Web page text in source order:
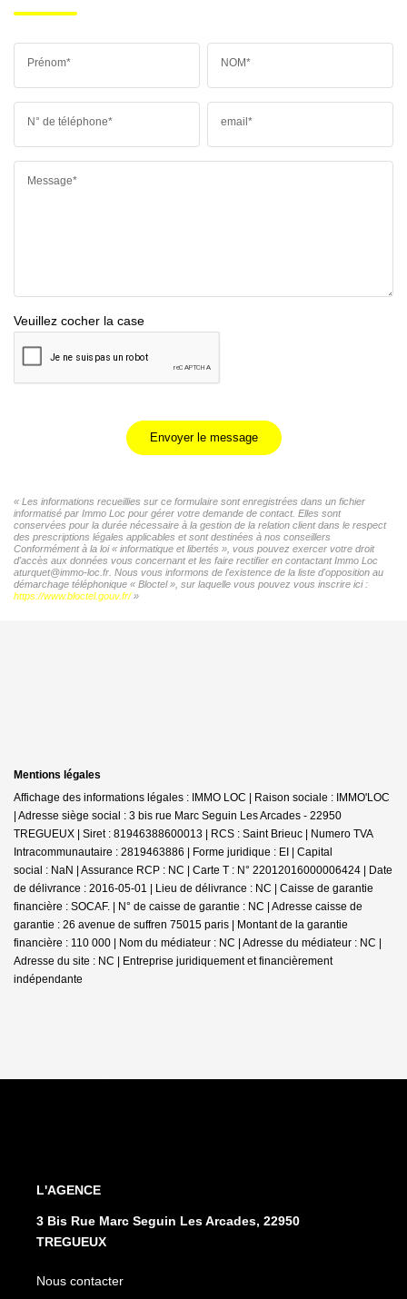
Prénom* NOM*
N° de téléphone* email*
Message*
Veuillez cocher la case
Envoyer le message
« Les informations recueillies sur ce formulaire sont enregistrées dans un fichier
informatisé par Immo Loc pour gérer votre demande de contact. Elles sont
conservées pour la durée nécessaire à la gestion de la relation client dans le respect
des prescriptions légales applicables et sont destinées à nos conseillers
Conformément à la loi « informatique et libertés », vous pouvez exercer votre droit
d'accès aux données vous concernant et les faire rectifier en contactant Immo Loc
aturquet@immo-loc.fr. Nous vous informons de l'existence de la liste d'opposition au
démarchage téléphonique « Bloctel », sur laquelle vous pouvez vous inscrire ici :
https://www.bloctel.gouv.fr/»
Mentions légales
Affichage des informations légales : IMMO LOC | Raison sociale : IMMO'LOC
| Adresse siège social : 3 bis rue Marc Seguin Les Arcades - 22950
TREGUEUX | Siret : 81946388600013 | RCS : Saint Brieuc | Numero TVA
Intracommunautaire : 2819463886 | Forme juridique : EI | Capital
social : NaN | Assurance RCP : NC | Carte T : N° 22012016000006424 | Date
de délivrance : 2016-05-01 | Lieu de délivrance : NC | Caisse de garantie
financière : SOCAF. | N° de caisse de garantie : NC | Adresse caisse de
garantie : 26 avenue de suffren 75015 paris | Montant de la garantie
financière : 110 000 | Nom du médiateur : NC | Adresse du médiateur : NC |
Adresse du site : NC | Entreprise juridiquement et financièrement
indépendante
L'AGENCE
3 Bis Rue Marc Seguin Les Arcades, 22950
TREGUEUX
Nous contacter